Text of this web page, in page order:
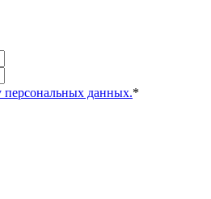
персональных данных.*